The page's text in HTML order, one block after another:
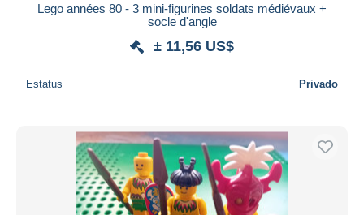
Lego années 80 - 3 mini-figurines soldats médiévaux +
socle d'angle
± 11,56 US$
Estatus Privado